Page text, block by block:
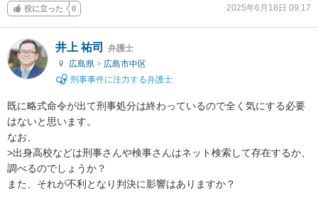
役に立った 0 2025年6月18日 09:17
井上 祐司
弁護士
広島県 > 広島市中区
刑事事件に注力する弁護士
既に略式命令が出て刑事処分は終わっているので全く気にする必要
はないと思います。
なお、
>出身高校などは刑事さんや検事さんはネット検索して存在するか、
調べるのでしょうか？
また、それが不利となり判決に影響はありますか？